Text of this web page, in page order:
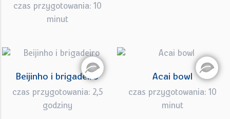
czas przygotowania: 10
minut
Beijinho i brigadeiro
czas przygotowania: 2,5
godziny
Acai bowl
czas przygotowania: 10
minut